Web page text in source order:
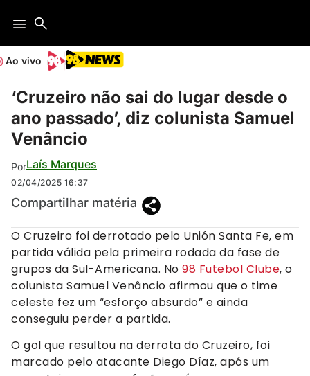
Ao vivo
‘Cruzeiro não sai do lugar desde o
ano passado’, diz colunista Samuel
Venâncio
PorLaís Marques
02/04/2025 16:37
Compartilhar matéria
O Cruzeiro foi derrotado pelo Unión Santa Fe, em
partida válida pela primeira rodada da fase de
grupos da Sul-Americana. No 98 Futebol Clube, o
colunista Samuel Venâncio afirmou que o time
celeste fez um “esforço absurdo” e ainda
conseguiu perder a partida.
O gol que resultou na derrota do Cruzeiro, foi
marcado pelo atacante Diego Díaz, após um